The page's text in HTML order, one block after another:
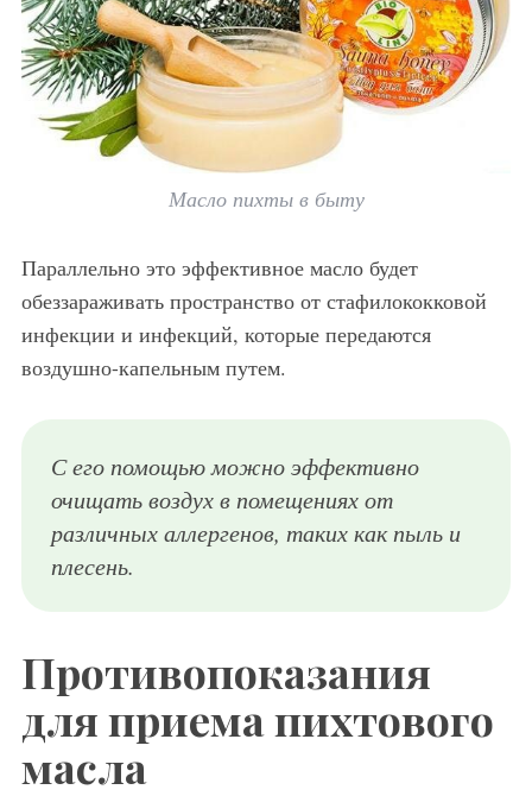
Масло пихты в быту
Параллельно это эффективное масло будет
обеззараживать пространство от стафилококковой
инфекции и инфекций, которые передаются
воздушно-капельным путем.
С его помощью можно эффективно
очищать воздух в помещениях от
различных аллергенов, таких как пыль и
плесень.
Противопоказания
для приема пихтового
масла